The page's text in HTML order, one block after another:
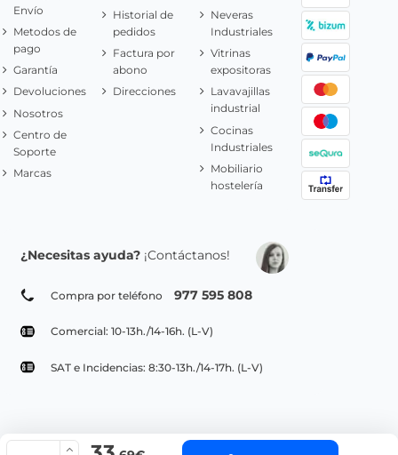
Envío
Metodos de
pago
Garantía
Devoluciones
Nosotros
Centro de
Soporte
Marcas
Historial de
pedidos
Factura por
abono
Direcciones
Neveras
Industriales
Vitrinas
expositoras
Lavavajillas
industrial
Cocinas
Industriales
Mobiliario
hostelería
¿Necesitas ayuda? ¡Contáctanos!
Compra por teléfono 977 595 808
Comercial: 10-13h./14-16h. (L-V)
SAT e Incidencias: 8:30-13h./14-17h. (L-V)
© Copyright 2022 PepeBar.com |
Aviso legal y